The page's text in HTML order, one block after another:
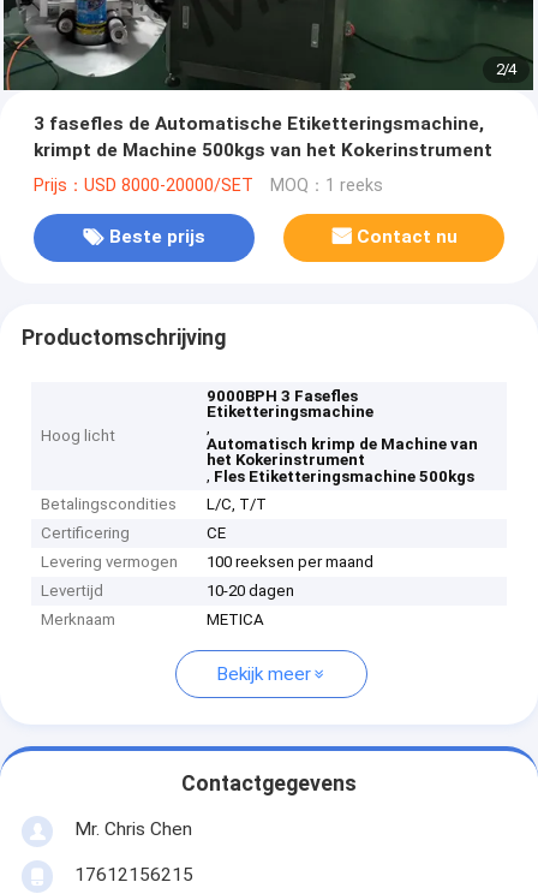
2/4
3 fasefles de Automatische Etiketteringsmachine,
krimpt de Machine 500kgs van het Kokerinstrument
Prijs：USD 8000-20000/SET MOQ：1 reeks
Beste prijs Contact nu
Productomschrijving
Hoog licht
9000BPH 3 Fasefles
Etiketteringsmachine
,
Automatisch krimp de Machine van
het Kokerinstrument
, Fles Etiketteringsmachine 500kgs
Betalingscondities
L/C, T/T
Certificering
CE
Levering vermogen
100 reeksen per maand
Levertijd
10-20 dagen
Merknaam
METICA
Bekijk meer
Contactgegevens
Mr. Chris Chen
17612156215